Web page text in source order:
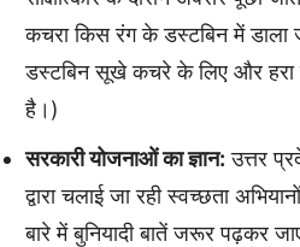
कचरा किस रंग के डस्टबिन में डाला
डस्टबिन सूखे कचरे के लिए और हरा
है।)
सरकारी योजनाओं का ज्ञान: उत्तर
द्वारा चलाई जा रही स्वच्छता
बारे में बुनियादी बातें जरूर पढ़कर